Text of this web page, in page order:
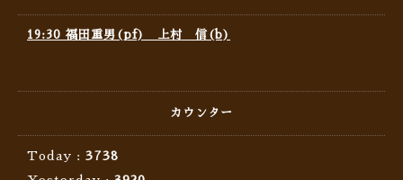
19:30 福田重男(pf) 上村 信(b)
カウンター
Today : 3738